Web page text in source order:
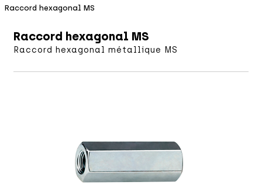
Raccord hexagonal MS
Raccord hexagonal MS
Raccord hexagonal métallique MS